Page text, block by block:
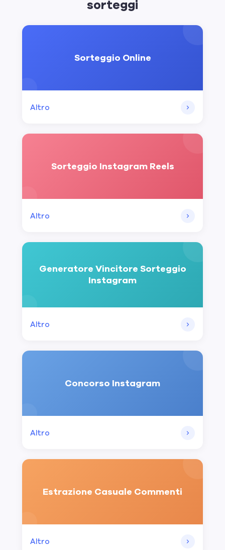
sorteggi
Sorteggio Online
Altro
Sorteggio Instagram Reels
Altro
Generatore Vincitore Sorteggio
Instagram
Altro
Concorso Instagram
Altro
Estrazione Casuale Commenti
Altro